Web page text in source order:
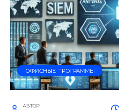
ОФИСНЫЕ ПРОГРАММЫ
АВТОР